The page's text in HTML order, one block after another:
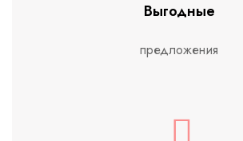
Выгодные
предложения